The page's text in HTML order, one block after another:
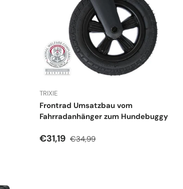
TRIXIE
Frontrad Umsatzbau vom
Fahrradanhänger zum Hundebuggy
Verkaufspreis
€31,19 Normaler Preis
€34,99